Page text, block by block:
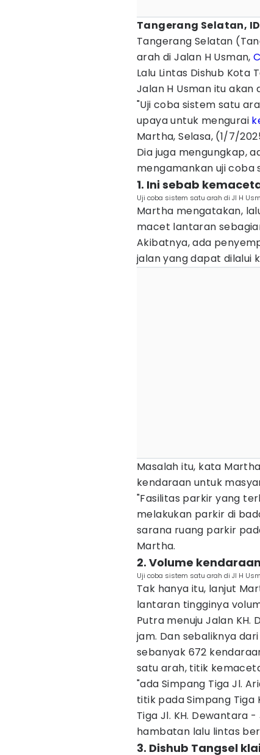
Tangerang Selatan,
Tangerang Selatan
arah di Jalan H Usman,
Lalu Lintas Dishub Kota
Jalan H Usman itu akan
"Uji coba sistem satu
upaya untuk mengurai
Martha, Selasa, (1/7/
Dia juga mengungkap,
mengamankan uji coba
1. Ini sebab
Uji coba sistem satu arah di Jl H
Martha mengatakan,
macet lantaran
Akibatnya, ada
jalan yang dapat dilalui
Masalah itu, kata
kendaraan untuk
"Fasilitas parkir yang
melakukan parkir di
sarana ruang parkir
Martha.
2. Volume
Uji coba sistem satu arah di Jl H
Tak hanya itu, lanjut
lantaran tingginya
Putra menuju Jalan KH.
jam. Dan sebaliknya
sebanyak 672
satu arah, titik
"ada Simpang Tiga Jl.
titik pada Simpang Tiga
Tiga Jl. KH. Dewantara
hambatan lalu lintas
3. Dishub Tangsel